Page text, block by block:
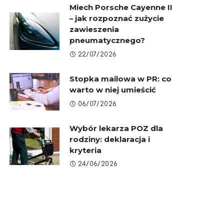
Miech Porsche Cayenne II
– jak rozpoznać zużycie
zawieszenia
pneumatycznego?
22/07/2026
Stopka mailowa w PR: co
warto w niej umieścić
06/07/2026
Wybór lekarza POZ dla
rodziny: deklaracja i
kryteria
24/06/2026